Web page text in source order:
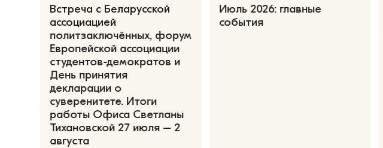
Встреча с Беларусской
ассоциацией
политзаключённых, форум
Европейской ассоциации
студентов-демократов и
День принятия
декларации о
суверенитете. Итоги
работы Офиса Светланы
Тихановской 27 июля – 2
августа
Июль 2026: главные
события